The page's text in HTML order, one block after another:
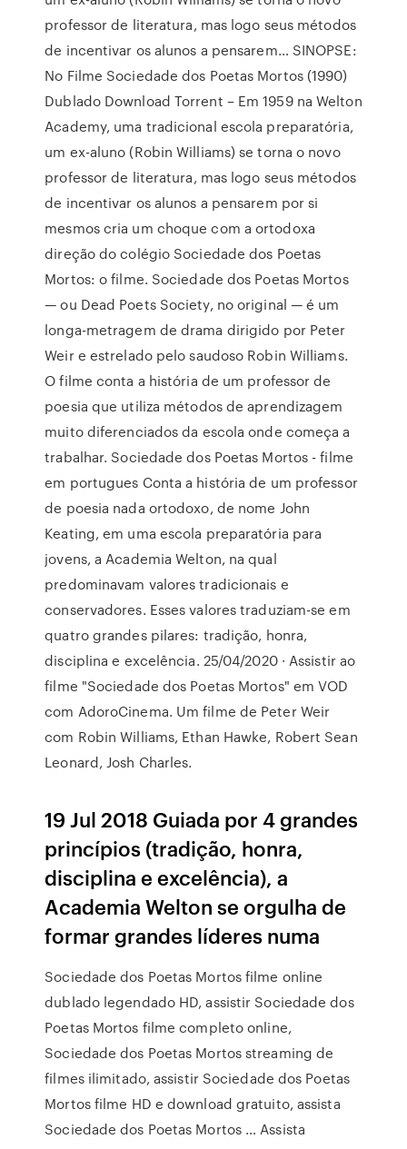
professor de literatura, mas logo seus métodos
de incentivar os alunos a pensarem… SINOPSE:
No Filme Sociedade dos Poetas Mortos (1990)
Dublado Download Torrent – Em 1959 na Welton
Academy, uma tradicional escola preparatória,
um ex-aluno (Robin Williams) se torna o novo
professor de literatura, mas logo seus métodos
de incentivar os alunos a pensarem por si
mesmos cria um choque com a ortodoxa
direção do colégio Sociedade dos Poetas
Mortos: o filme. Sociedade dos Poetas Mortos
— ou Dead Poets Society, no original — é um
longa-metragem de drama dirigido por Peter
Weir e estrelado pelo saudoso Robin Williams.
O filme conta a história de um professor de
poesia que utiliza métodos de aprendizagem
muito diferenciados da escola onde começa a
trabalhar. Sociedade dos Poetas Mortos - filme
em portugues Conta a história de um professor
de poesia nada ortodoxo, de nome John
Keating, em uma escola preparatória para
jovens, a Academia Welton, na qual
predominavam valores tradicionais e
conservadores. Esses valores traduziam-se em
quatro grandes pilares: tradição, honra,
disciplina e excelência. 25/04/2020 · Assistir ao
filme "Sociedade dos Poetas Mortos" em VOD
com AdoroCinema. Um filme de Peter Weir
com Robin Williams, Ethan Hawke, Robert Sean
Leonard, Josh Charles.
19 Jul 2018 Guiada por 4 grandes
princípios (tradição, honra,
disciplina e excelência), a
Academia Welton se orgulha de
formar grandes líderes numa
Sociedade dos Poetas Mortos filme online
dublado legendado HD, assistir Sociedade dos
Poetas Mortos filme completo online,
Sociedade dos Poetas Mortos streaming de
filmes ilimitado, assistir Sociedade dos Poetas
Mortos filme HD e download gratuito, assista
Sociedade dos Poetas Mortos … Assista